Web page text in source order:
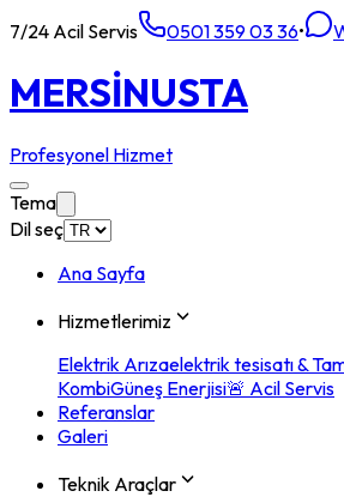
7/24 Acil Servis 0501 359 03 36•
MERSİNUSTA
Profesyonel Hizmet
Tema
Dil seç
Ana Sayfa
Hizmetlerimiz
Elektrik Arızaelektrik tesisatı &
KombiGüneş Enerjisi🚨 Acil Servis
Referanslar
Galeri
Teknik Araçlar